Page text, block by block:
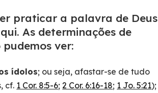
praticar a palavra de Deus
As determinações de
ver:
ídolos; ou seja, afastar-se de tudo
cf. 1 Cor. 8:5-6;2 Cor. 6:16-18; 1 Jo. 5:21);